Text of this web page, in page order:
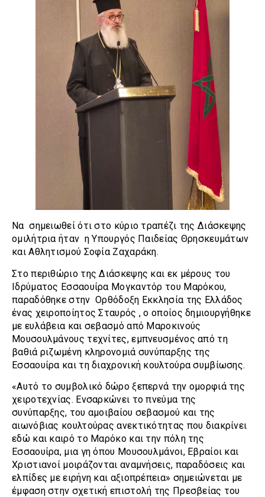
Να σημειωθεί ότι στο κύριο τραπέζι της Διάσκεψης
ομιλήτρια ήταν η Υπουργός Παιδείας Θρησκευμάτων
και Αθλητισμού Σοφία Ζαχαράκη.
Στο περιθώριο της Διάσκεψης και εκ μέρους του
Ιδρύματος Εσσαουίρα Μογκαντόρ του Μαρόκου,
παραδόθηκε στην Ορθόδοξη Εκκλησία της Ελλάδος
ένας χειροποίητος Σταυρός , ο οποίος δημιουργήθηκε
με ευλάβεια και σεβασμό από Μαροκινούς
Μουσουλμάνους τεχνίτες, εμπνευσμένος από τη
βαθιά ριζωμένη κληρονομιά συνύπαρξης της
Εσσαουίρα και τη διαχρονική κουλτούρα συμβίωσης.
«Αυτό το συμβολικό δώρο ξεπερνά την ομορφιά της
χειροτεχνίας. Ενσαρκώνει το πνεύμα της
συνύπαρξης, του αμοιβαίου σεβασμού και της
αιωνόβιας κουλτούρας ανεκτικότητας που διακρίνει
εδώ και καιρό το Μαρόκο και την πόλη της
Εσσαουίρα, μια γη όπου Μουσουλμάνοι, Εβραίοι και
Χριστιανοί μοιράζονται αναμνήσεις, παραδόσεις και
ελπίδες με ειρήνη και αξιοπρέπεια» σημειώνεται με
έμφαση στην σχετική επιστολή της Πρεσβείας του